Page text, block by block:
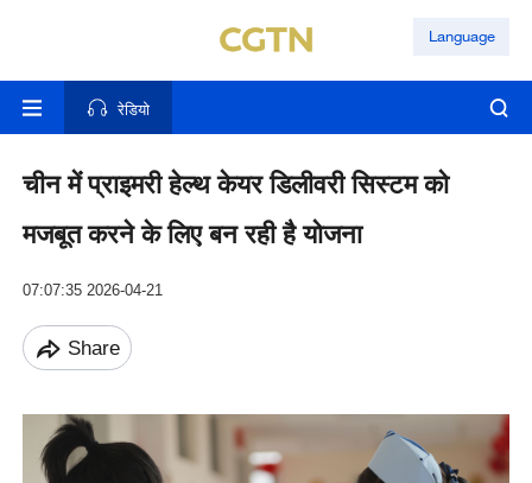
Language
रेडियो
चीन में प्राइमरी हेल्थ केयर डिलीवरी सिस्टम को
मजबूत करने के लिए बन रही है योजना
07:07:35 2026-04-21
Share